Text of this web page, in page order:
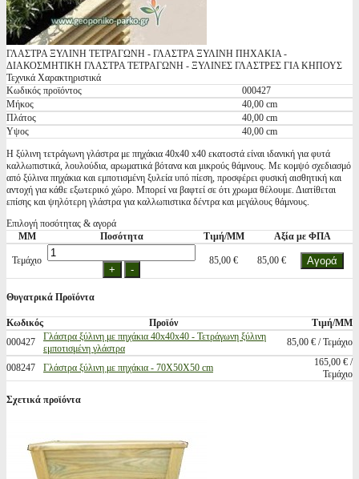
ΓΛΑΣΤΡΑ ΞΥΛΙΝΗ ΤΕΤΡΑΓΩΝΗ - ΓΛΑΣΤΡΑ ΞΥΛΙΝΗ ΠΗΧΑΚΙΑ -
ΔΙΑΚΟΣΜΗΤΙΚΗ ΓΛΑΣΤΡΑ ΤΕΤΡΑΓΩΝΗ - ΞΥΛΙΝΕΣ ΓΛΑΣΤΡΕΣ ΓΙΑ ΚΗΠΟΥΣ
Τεχνικά Χαρακτηριστικά
Κωδικός προϊόντος
000427
Μήκος
40,00 cm
Πλάτος
40,00 cm
Υψος
40,00 cm
Η ξύλινη τετράγωνη γλάστρα με πηχάκια 40x40 x40 εκατοστά είναι ιδανική για φυτά
καλλωπιστικά, λουλούδια, αρωματικά βότανα και μικρούς θάμνους. Με κομψό σχεδιασμό
από ξύλινα πηχάκια και εμποτισμένη ξυλεία υπό πίεση, προσφέρει φυσική αισθητική και
αντοχή για κάθε εξωτερικό χώρο. Μπορεί να βαφτεί σε ότι χρωμα θέλουμε. Διατίθεται
επίσης και ψηλότερη γλάστρα για καλλωπιστικα δέντρα και μεγάλους θάμνους.
Επιλογή ποσότητας & αγορά
ΜΜ
Ποσότητα Τιμή/ΜΜ Αξία με ΦΠΑ
Τεμάχιο 85,00 € 85,00 €
Θυγατρικά Προϊόντα
Κωδικός Προϊόν
Τιμή/ΜΜ
000427
Γλάστρα ξύλινη με πηχάκια 40x40x40 - Τετράγωνη ξύλινη
εμποτισμένη γλάστρα
85,00 € / Τεμάχιο
008247 Γλάστρα ξύλινη με πηχάκια - 70X50X50 cm
165,00 € /
Τεμάχιο
Σχετικά προϊόντα